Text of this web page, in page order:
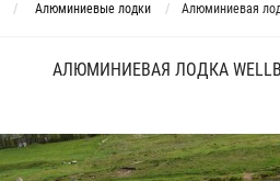
Алюминиевые лодки Алюминиевая
АЛЮМИНИЕВАЯ ЛОДКА